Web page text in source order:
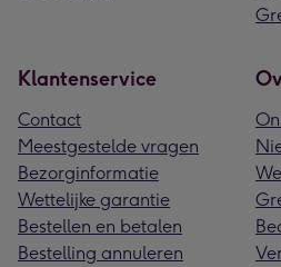
Klantenservice
Contact
Meestgestelde vragen
Bezorginformatie
Wettelijke garantie
Bestellen en betalen
Bestelling annuleren